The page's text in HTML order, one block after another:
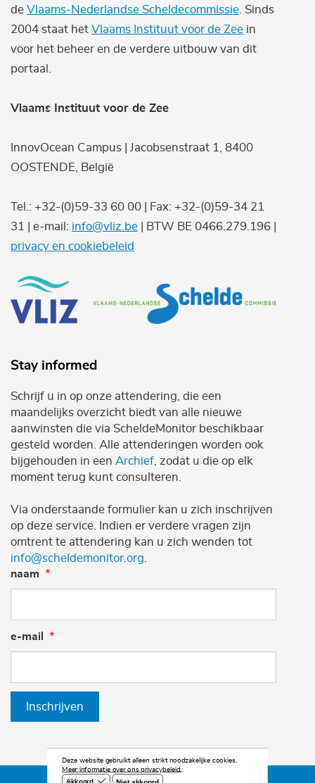
de Vlaams-Nederlandse Scheldecommissie. Sinds
2004 staat het Vlaams Instituut voor de Zee in
voor het beheer en de verdere uitbouw van dit
portaal.
Vlaams Instituut voor de Zee
InnovOcean Campus | Jacobsenstraat 1, 8400
OOSTENDE, België
Tel.: +32-(0)59-33 60 00 | Fax: +32-(0)59-34 21
31 | e-mail: info@vliz.be | BTW BE 0466.279.196 |
privacy en cookiebeleid
Stay informed
Schrijf u in op onze attendering, die een
maandelijks overzicht biedt van alle nieuwe
aanwinsten die via ScheldeMonitor beschikbaar
gesteld worden. Alle attenderingen worden ook
bijgehouden in een Archief , zodat u die op elk
moment terug kunt consulteren.
Via onderstaande formulier kan u zich inschrijven
op deze service. Indien er verdere vragen zijn
omtrent te attendering kan u zich wenden tot
info@scheldemonitor.org
naam
e-mail
Inschrijven
Deze website gebruikt alleen strikt noodzakelijke cookies.
Meer informatie over ons privacybeleid.